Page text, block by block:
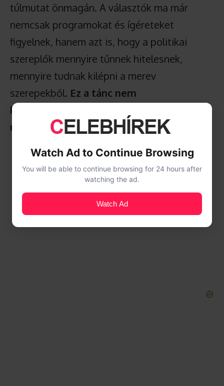
túlmutat önmagán. A választók ma már
nemcsak programokat és ígéreteket
figyelnek, hanem azt is, hogy a politikai
szereplők mennyire tűnnek hitelesnek,
mennyire tudnak kilépni a merev
szerepekből. Ez a tánc nem
kampányelemnek hatott, hanem spontán
reakciónakegy különleges estére.
Watch Ad to Continue Browsing
You will be able to continue browsing for 24 hours after
watching the ad.
Watch Ad